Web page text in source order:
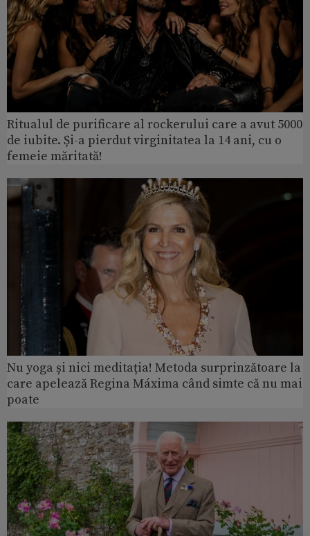
Ritualul de purificare al rockerului care a avut 5000
de iubite. Și-a pierdut virginitatea la 14 ani, cu o
femeie măritată!
Nu yoga și nici meditația! Metoda surprinzătoare la
care apelează Regina Máxima când simte că nu mai
poate